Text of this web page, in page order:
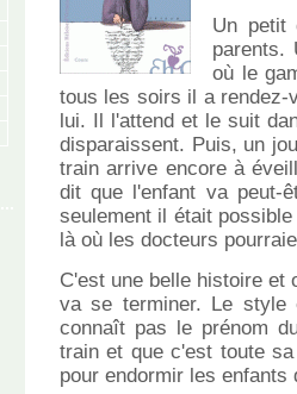
Un petit
parents.
où le
tous les soirs il a rendez-
lui. Il l'attend et le suit
disparaissent. Puis, un
train arrive encore à
dit que l'enfant va peut-
seulement il était
là où les docteurs
C'est une belle histoire et
va se terminer. Le
connaît pas le prénom
train et que c'est toute
pour endormir les enfants